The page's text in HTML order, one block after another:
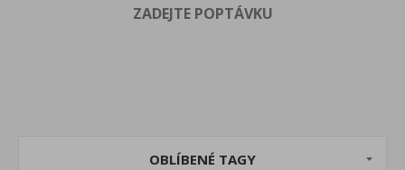
ZADEJTE POPTÁVKU
OBLÍBENÉ TAGY